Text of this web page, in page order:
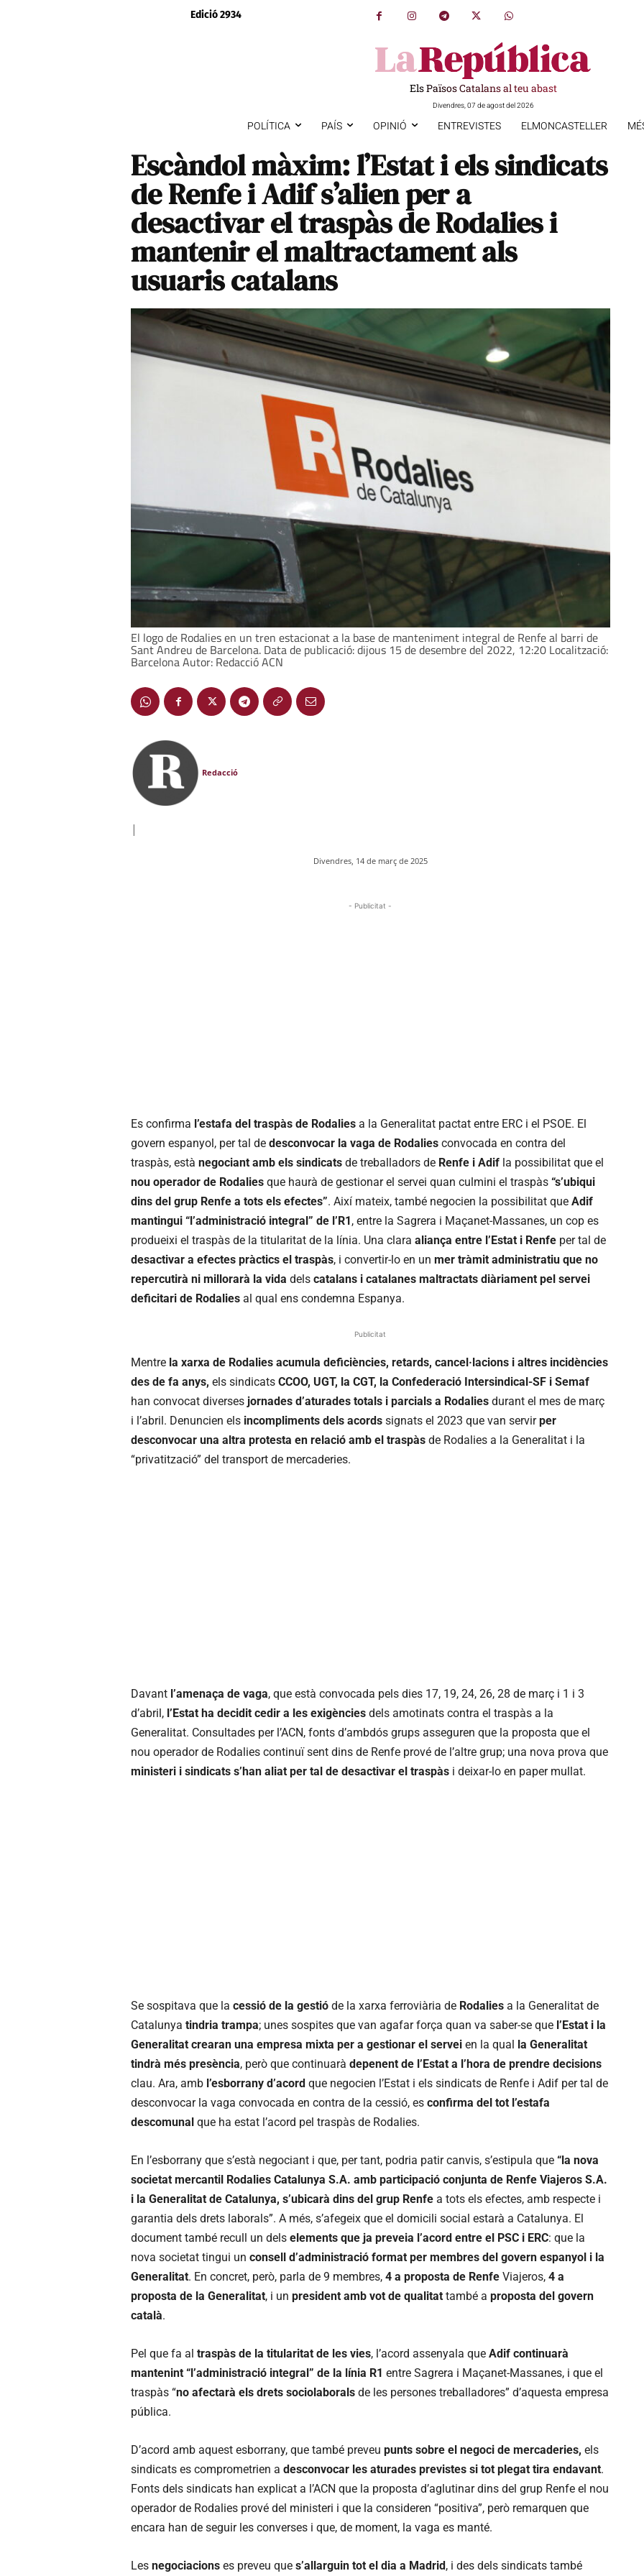
Edició 2934
Els Països Catalans al teu abast
Divendres, 07 de agost del 2026
POLÍTICA PAÍS OPINIÓ ENTREVISTES ELMONCASTELLER
Escàndol màxim: l’Estat i els sindicats
de Renfe i Adif s’alien per a
desactivar el traspàs de Rodalies i
mantenir el maltractament als
usuaris catalans
El logo de Rodalies en un tren estacionat a la base de manteniment integral de Renfe al barri de
Sant Andreu de Barcelona. Data de publicació: dijous 15 de desembre del 2022, 12:20 Localització:
Barcelona Autor: Redacció ACN
Redacció
|
Divendres, 14 de març de 2025
- Publicitat -
Es confirma l’estafa del traspàs de Rodalies a la Generalitat pactat entre ERC i el PSOE. El
govern espanyol, per tal de desconvocar la vaga de Rodalies convocada en contra del
traspàs, està negociant amb els sindicats de treballadors de Renfe i Adif la possibilitat que el
nou operador de Rodalies que haurà de gestionar el servei quan culmini el traspàs “s’ubiqui
dins del grup Renfe a tots els efectes”. Així mateix, també negocien la possibilitat que Adif
mantingui “l’administració integral” de l’R1, entre la Sagrera i Maçanet-Massanes, un cop es
produeixi el traspàs de la titularitat de la línia. Una clara aliança entre l’Estat i Renfe per tal de
desactivar a efectes pràctics el traspàs, i convertir-lo en un mer tràmit administratiu que no
repercutirà ni millorarà la vida dels catalans i catalanes maltractats diàriament pel servei
deficitari de Rodalies al qual ens condemna Espanya.
Publicitat
Mentre la xarxa de Rodalies acumula deficiències, retards, cancel·lacions i altres incidències
des de fa anys, els sindicats CCOO, UGT, la CGT, la Confederació Intersindical-SF i Semaf
han convocat diverses jornades d’aturades totals i parcials a Rodalies durant el mes de març
i l’abril. Denuncien els incompliments dels acords signats el 2023 que van servirper
desconvocar una altra protesta en relació amb el traspàs de Rodalies a la Generalitat i la
“privatització” del transport de mercaderies.
Davant l’amenaça de vaga, que està convocada pels dies 17, 19, 24, 26, 28 de març i 1 i 3
d’abril, l’Estat ha decidit cedir a les exigències dels amotinats contra el traspàs a la
Generalitat. Consultades per l’ACN, fonts d’ambdós grups asseguren que la proposta que el
nou operador de Rodalies continuï sent dins de Renfe prové de l’altre grup; una nova prova que
ministeri i sindicats s’han aliat per tal de desactivar el traspàs i deixar-lo en paper mullat.
Se sospitava que la cessió de la gestió de la xarxa ferroviària de Rodalies a la Generalitat de
Catalunya tindria trampa; unes sospites que van agafar força quan va saber-se que l’Estat i la
Generalitat crearan una empresa mixta per a gestionar el servei en la qual la Generalitat
tindrà més presència, però que continuarà depenent de l’Estat a l’hora de prendre decisions
clau. Ara, amb l’esborrany d’acord que negocien l’Estat i els sindicats de Renfe i Adif per tal de
desconvocar la vaga convocada en contra de la cessió, es confirma del tot l’estafa
descomunal que ha estat l’acord pel traspàs de Rodalies.
En l’esborrany que s’està negociant i que, per tant, podria patir canvis, s’estipula que “la nova
societat mercantil Rodalies Catalunya S.A. amb participació conjunta de Renfe Viajeros S.A.
i la Generalitat de Catalunya, s’ubicarà dins del grup Renfe a tots els efectes, amb respecte i
garantia dels drets laborals”. A més, s’afegeix que el domicili social estarà a Catalunya. El
document també recull un dels elements que ja preveia l’acord entre el PSC i ERC: que la
nova societat tingui un consell d’administració format per membres del govern espanyol i la
Generalitat. En concret, però, parla de 9 membres, 4 a proposta de Renfe Viajeros, 4 a
proposta de la Generalitat, i un president amb vot de qualitat també a proposta del govern
català.
Pel que fa al traspàs de la titularitat de les vies, l’acord assenyala que Adif continuarà
mantenint “l’administració integral” de la línia R1 entre Sagrera i Maçanet-Massanes, i que el
traspàs “no afectarà els drets sociolaborals de les persones treballadores” d’aquesta empresa
pública.
D’acord amb aquest esborrany, que també preveu punts sobre el negoci de mercaderies, els
sindicats es comprometrien a desconvocar les aturades previstes si tot plegat tira endavant.
Fonts dels sindicats han explicat a l’ACN que la proposta d’aglutinar dins del grup Renfe el nou
operador de Rodalies prové del ministeri i que la consideren “positiva”, però remarquen que
encara han de seguir les converses i que, de moment, la vaga es manté.
Les negociacions es preveu que s’allarguin tot el dia a Madrid, i des dels sindicats també